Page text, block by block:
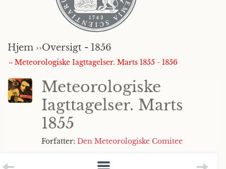
Hjem ››Oversigt - 1856
›› Meteorologiske Iagttagelser. Marts 1855 - 1856
Meteorologiske
Iagttagelser. Marts
1855
Forfatter: Den Meteorologiske Comitee